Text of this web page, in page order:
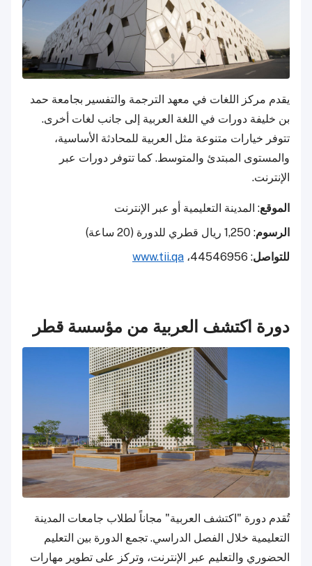
يقدم مركز اللغات في معهد الترجمة والتفسير بجامعة حمد
بن خليفة دورات في اللغة العربية إلى جانب لغات أخرى.
تتوفر خيارات متنوعة مثل العربية للمحادثة الأساسية،
والمستوى المبتدئ والمتوسط. كما تتوفر دورات عبر
الإنترنت.
الموقع: المدينة التعليمية أو عبر الإنترنت
الرسوم: 1,250 ريال قطري للدورة (20 ساعة)
للتواصل: 44546956، www.tii.qa
دورة اكتشف العربية من مؤسسة قطر
تُقدم دورة "اكتشف العربية" مجاناً لطلاب جامعات المدينة
التعليمية خلال الفصل الدراسي. تجمع الدورة بين التعليم
الحضوري والتعليم عبر الإنترنت، وتركز على تطوير مهارات